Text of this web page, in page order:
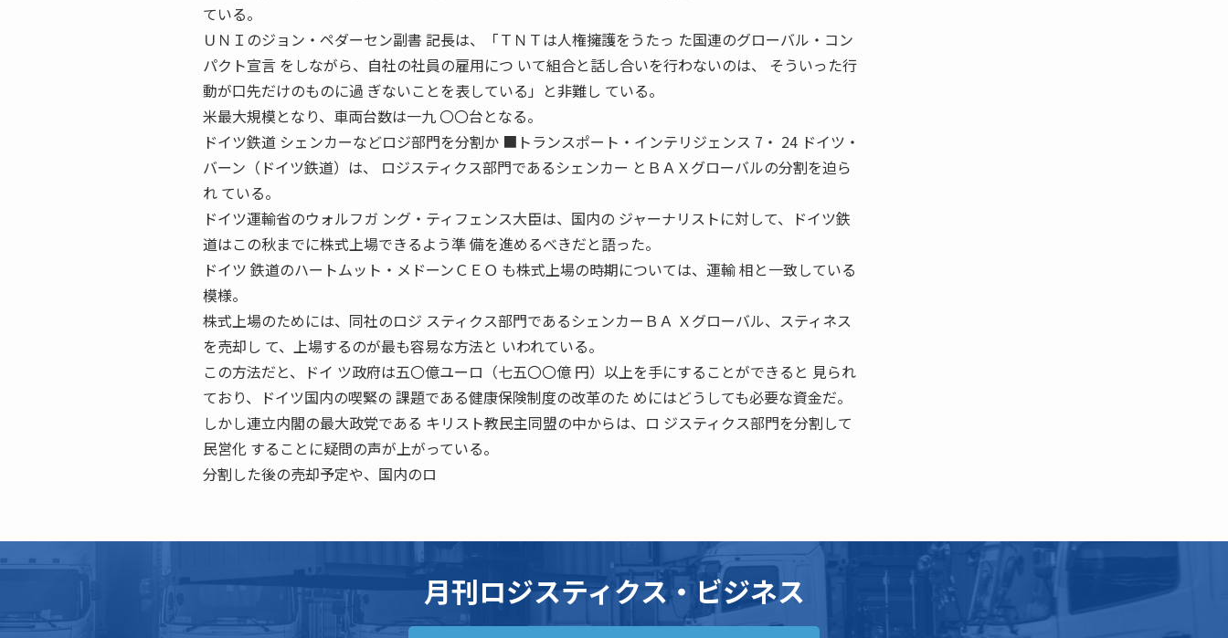
ている。
ＵＮＩのジョン・ペダーセン副書 記長は、「ＴＮＴは人権擁護をうたっ た国連のグローバル・コン
パクト宣言 をしながら、自社の社員の雇用につ いて組合と話し合いを行わないのは、 そういった行
動が口先だけのものに過 ぎないことを表している」と非難し ている。
米最大規模となり、車両台数は一九 〇〇台となる。
ドイツ鉄道 シェンカーなどロジ部門を分割か ■トランスポート・インテリジェンス 7・ 24 ドイツ・
バーン（ドイツ鉄道）は、 ロジスティクス部門であるシェンカー とＢＡＸグローバルの分割を迫ら
れ ている。
ドイツ運輸省のウォルフガ ング・ティフェンス大臣は、国内の ジャーナリストに対して、ドイツ鉄
道はこの秋までに株式上場できるよう準 備を進めるべきだと語った。
ドイツ 鉄道のハートムット・メドーンＣＥＯ も株式上場の時期については、運輸 相と一致している
模様。
株式上場のためには、同社のロジ スティクス部門であるシェンカーＢＡ Ｘグローバル、スティネス
を売却し て、上場するのが最も容易な方法と いわれている。
この方法だと、ドイ ツ政府は五〇億ユーロ（七五〇〇億 円）以上を手にすることができると 見られ
ており、ドイツ国内の喫緊の 課題である健康保険制度の改革のた めにはどうしても必要な資金だ。
しかし連立内閣の最大政党である キリスト教民主同盟の中からは、ロ ジスティクス部門を分割して
民営化 することに疑問の声が上がっている。
分割した後の売却予定や、国内のロ
月刊ロジスティクス・ビジネス